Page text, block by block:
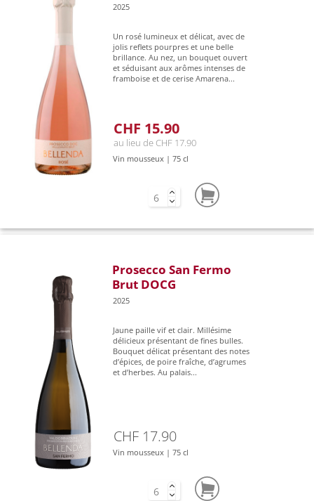
2025
Un rosé lumineux et délicat, avec de
jolis reflets pourpres et une belle
brillance. Au nez, un bouquet ouvert
et séduisant aux arômes intenses de
framboise et de cerise Amarena...
CHF 15.90
au lieu de CHF 17.90
Vin mousseux | 75 cl
Prosecco San Fermo
Brut DOCG
2025
Jaune paille vif et clair. Millésime
délicieux présentant de fines bulles.
Bouquet délicat présentant des notes
d’épices, de poire fraîche, d’agrumes
et d’herbes. Au palais...
CHF 17.90
Vin mousseux | 75 cl